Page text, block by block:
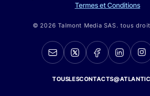
Termes et Conditions
© 2026 Talmont Media SAS. tous